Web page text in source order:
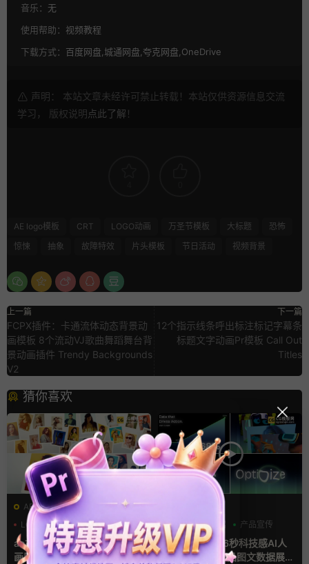
音乐： 无
使用帮助： 视频教程
下载方式： 百度网盘,城通网盘,夸克网盘,OneDrive
声明： 本站文章未经许可禁止转载！本站仅供资源信息交流
学习， 版权说明点此了解 ！
AE logo模板 CRT LOGO动画 万圣节模板 大标题
恐怖
惊悚
抽象 故障特效 片头模板 节日活动 视频背景
上一篇
FCPX插件：卡通流体动态背景动
画模板 8个流动VJ歌曲舞蹈舞台背
景动画插件 Trendy Backgrounds
V2
下一篇
12个指示线条呼出标注标记字幕条
标题文字动画Pr模板 Call Out
Titles
猜你喜欢
AE模板
LOGO动画
三维 幻灯片
ae相册模板 多场景照片墙堆叠
画廊幻灯片宣传视频
AI
产品介绍 产品宣传
ae片头模板 36秒科技感AI人
工智能SaaS产品图文数据展示